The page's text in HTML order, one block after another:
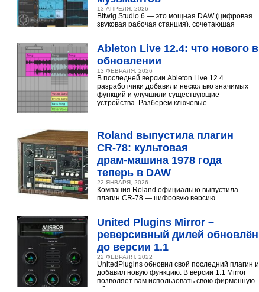
13 АПРЕЛЯ, 2026
Bitwig Studio 6 — это мощная DAW (цифровая
звуковая рабочая станция), сочетающая
Ableton Live 12.4: что нового в
обновлении
13 ФЕВРАЛЯ, 2026
В последней версии Ableton Live 12.4
разработчики добавили несколько значимых
функций и улучшили существующие
устройства. Разберём ключевые...
Roland выпустила плагин
CR‑78: культовая
драм‑машина 1978 года
теперь в DAW
22 ЯНВАРЯ, 2026
Компания Roland официально выпустила
плагин CR-78 — цифровую версию
United Plugins Mirror –
реверсивный дилей обновлён
до версии 1.1
22 ФЕВРАЛЯ, 2022
UnitedPlugins обновил свой последний плагин и
добавил новую функцию. В версии 1.1 Mirror
позволяет вам использовать свою фирменную
обратную...